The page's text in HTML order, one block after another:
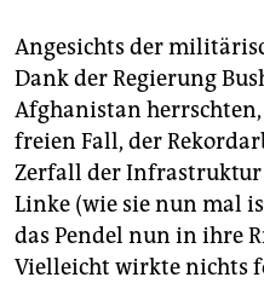
Angesichts der
Dank der Regierung
Afghanistan
freien Fall, der
Zerfall der Infrastruktur
Linke (wie sie nun mal
das Pendel nun in ihre
Vielleicht wirkte nichts